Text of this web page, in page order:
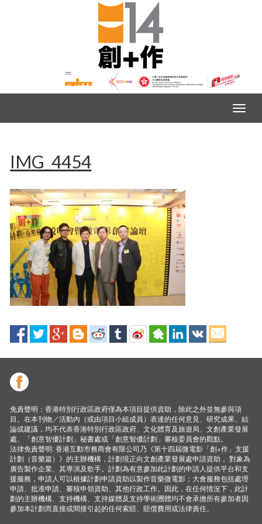
IMG_4454
免責聲明：香港特別行政區政府僅為本項目提供資助，除此之外並無參與項
目。在本刊物／活動內（或由項目小組成員）表達的任何意見、研究成果、結
論或建議，均不代表香港特別行政區政府、文化體育及旅遊局、文創產業發展
處、「創意智優計劃」秘書處或「創意智優計劃」審核委員會的觀點。
法律免責聲明: 香港互動市務商會有限公司乃《第十四屆微電影「創+作」支援
計劃（音樂篇）》的主辦機構，計劃現正向文創產業發展處申請資助， 對象為
廣告製作企業、其導演及歌手。計劃為有意參加此計劃的申請人提供平台和支
援服務，申請人可以根據計劃申請資助以製作音樂微電影；大會服務包括處理
申請、批准申請、審核申領資助、其他行政工作。因此，在任何情況下，此計
劃的主辦機構、支持機構、支持媒體及支持學術圑體均不會承擔所有參加者因
參加本計劃而直接或間接引起的任何索賠、賠償費用或法律責任。